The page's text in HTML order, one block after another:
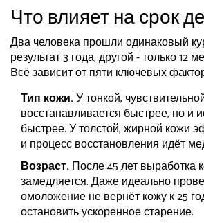
Что влияет на срок
Два человека прошли одинаковый
результат 3 года, другой - только 12
Всё зависит от пяти ключевых
Тип кожи.У тонкой,
восстанавливается быстрее, но и
быстрее. У толстой, жирной кожи
и процесс восстановления идёт
Возраст. После 45 лет выработка
замедляется. Даже идеально
омоложение не вернёт кожу к 25
остановить ускоренное старение.